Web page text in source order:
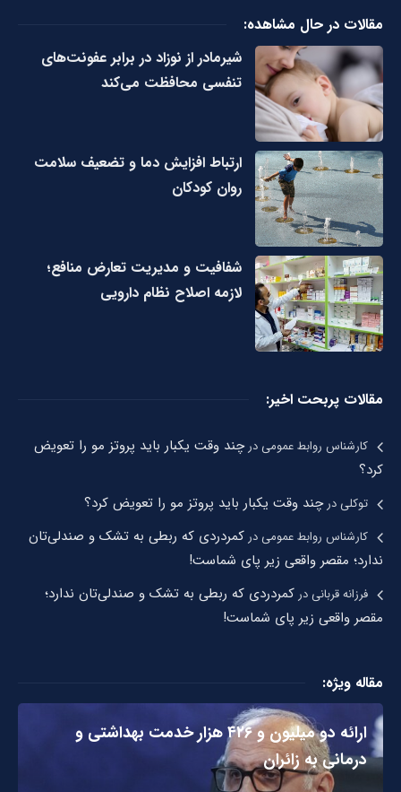
مقالات در حال مشاهده:
شیرمادر از نوزاد در برابر عفونت‌های
تنفسی محافظت می‌کند
ارتباط افزایش دما و تضعیف سلامت
روان کودکان
شفافیت و مدیریت تعارض منافع؛
لازمه اصلاح نظام دارویی
مقالات پربحت اخیر:
کارشناس روابط عمومیدرچند وقت یکبار باید پروتز مو را تعویض
کرد؟
توکلیدرچند وقت یکبار باید پروتز مو را تعویض کرد؟
کارشناس روابط عمومیدر کمردردی که ربطی به تشک و صندلی‌تان
ندارد؛ مقصر واقعی زیر پای شماست!
فرزانه قربانیدر کمردردی که ربطی به تشک و صندلی‌تان ندارد؛
مقصر واقعی زیر پای شماست!
مقاله ویژه:
ارائه دو میلیون و ۴۲۶ هزار خدمت بهداشتی و
درمانی به زائران